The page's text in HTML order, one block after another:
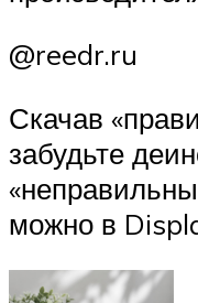
@reedr.ru
Скачав
забудьте
можно в